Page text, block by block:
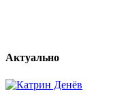
Актуально